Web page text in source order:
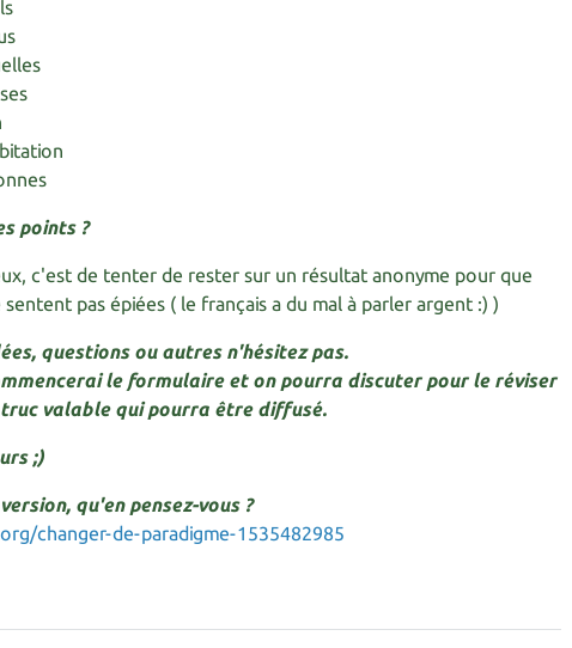
points ?
c'est de tenter de rester sur un résultat anonyme pour que
pas épiées ( le français a du mal à parler argent :) )
questions ou autres n'hésitez pas.
le formulaire et on pourra discuter pour le réviser
valable qui pourra être diffusé.
;)
qu'en pensez-vous ?
changer-de-paradigme-1535482985